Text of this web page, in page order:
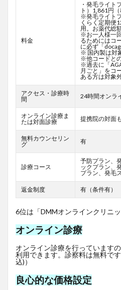
料金
・発毛ライト
ト）1,861円
※発毛ライト
くらく定期便
用。お薬代総
※お一人様一
るためにはコ
に必ず「
※ 国内製は対
※他コードと
※過去に「
月ごと」をコ
ある方は対象
アクセス・診療時
間
24時間オンラ
オンライン診療ま
たは対面診療
提携院の対面
無料カウンセリン
グ
有
診療コース
予防プラン、
ックプラン、
プラン、発毛
返金制度 有（条件有）
6位は「DMMオンラインクリニッ
オンライン診療
オンライン診療を行っています
利用できます。診察料は無料で
込)）
良心的な価格設定